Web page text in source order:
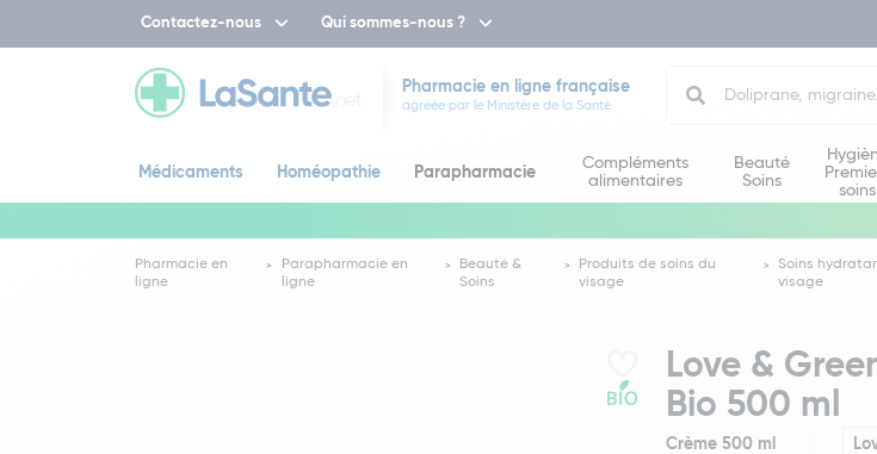
Contactez-nous Qui sommes-nous ?
Pharmacie en ligne française
agréée par le Ministère de la Santé
Médicaments Homéopathie Parapharmacie
Compléments
alimentaires
Beauté
Soins
soins
Pharmacie en
ligne
Parapharmacie en
ligne
Beauté &
Soins
Produits de soins du
visage
Soins
visage
Love &
Bio 500 ml
Crème 500 ml